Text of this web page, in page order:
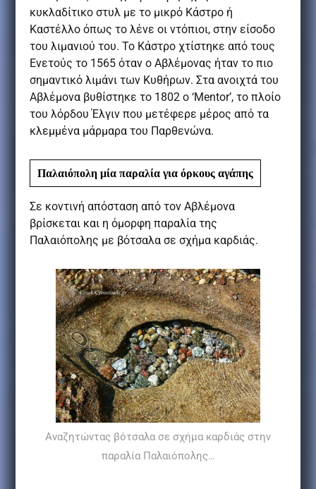
κυκλαδίτικο στυλ με το μικρό Κάστρο ή
Καστέλλο όπως το λένε οι ντόπιοι, στην είσοδο
του λιμανιού του. Το Κάστρο χτίστηκε από τους
Ενετούς το 1565 όταν ο Αβλέμονας ήταν το πιο
σημαντικό λιμάνι των Κυθήρων. Στα ανοιχτά του
Αβλέμονα βυθίστηκε το 1802 ο ‘Mentor’, το πλοίο
του λόρδου Έλγιν που μετέφερε μέρος από τα
κλεμμένα μάρμαρα του Παρθενώνα.
Παλαιόπολη μία παραλία για όρκους αγάπης
Σε κοντινή απόσταση από τον Αβλέμονα
βρίσκεται και η όμορφη παραλία της
Παλαιόπολης με βότσαλα σε σχήμα καρδιάς.
Αναζητώντας βότσαλα σε σχήμα καρδιάς στην
παραλία Παλαιόπολης…